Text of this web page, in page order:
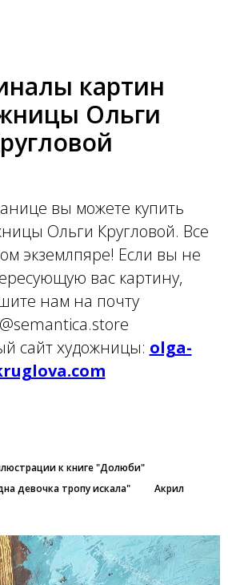
картин
Ольги
вы можете купить
Ольги Кругловой. Все
экземлпяре! Если вы не
вас картину,
нам на почту
сайт художницы: olga-
к книге "Долюби"
девочка тропу искала"
Акрил